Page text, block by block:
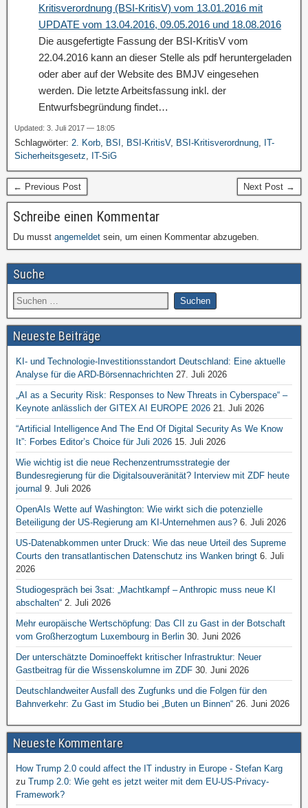
Kritisverordnung (BSI-KritisV) vom 13.01.2016 mit
UPDATE vom 13.04.2016, 09.05.2016 und 18.08.2016
Die ausgefertigte Fassung der BSI-KritisV vom
22.04.2016 kann an dieser Stelle als pdf heruntergeladen
oder aber auf der Website des BMJV eingesehen
werden. Die letzte Arbeitsfassung inkl. der
Entwurfsbegründung findet…
Updated: 3. Juli 2017 — 18:05
Schlagwörter: 2. Korb BSI BSI-KritisV, BSI-Kritisverordnung IT-
Sicherheitsgesetz
IT-SiG
← Previous Post Next Post →
Schreibe einen Kommentar
Du musst angemeldet sein, um einen Kommentar abzugeben.
Suche
Neueste Beiträge
KI- und Technologie-Investitionsstandort Deutschland: Eine aktuelle
Analyse für die ARD-Börsennachrichten 27. Juli 2026
„AI as a Security Risk: Responses to New Threats in Cyberspace“ –
Keynote anlässlich der GITEX AI EUROPE 2026 21. Juli 2026
“Artificial Intelligence And The End Of Digital Security As We Know
It”: Forbes Editor’s Choice für Juli 2026 15. Juli 2026
Wie wichtig ist die neue Rechenzentrumsstrategie der
Bundesregierung für die Digitalsouveränität? Interview mit ZDF heute
journal 9. Juli 2026
OpenAIs Wette auf Washington: Wie wirkt sich die potenzielle
Beteiligung der US-Regierung am KI-Unternehmen aus? 6. Juli 2026
US-Datenabkommen unter Druck: Wie das neue Urteil des Supreme
Courts den transatlantischen Datenschutz ins Wanken bringt 6. Juli
2026
Studiogespräch bei 3sat: „Machtkampf – Anthropic muss neue KI
abschalten“ 2. Juli 2026
Mehr europäische Wertschöpfung: Das CII zu Gast in der Botschaft
vom Großherzogtum Luxembourg in Berlin 30. Juni 2026
Der unterschätzte Dominoeffekt kritischer Infrastruktur: Neuer
Gastbeitrag für die Wissenskolumne im ZDF 30. Juni 2026
Deutschlandweiter Ausfall des Zugfunks und die Folgen für den
Bahnverkehr: Zu Gast im Studio bei „Buten un Binnen“ 26. Juni 2026
Neueste Kommentare
How Trump 2.0 could affect the IT industry in Europe - Stefan Karg
zu Trump 2.0: Wie geht es jetzt weiter mit dem EU-US-Privacy-
Framework?